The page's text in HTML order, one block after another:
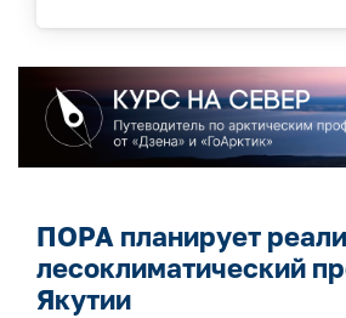
ПОРА планирует
лесоклиматический
Якутии